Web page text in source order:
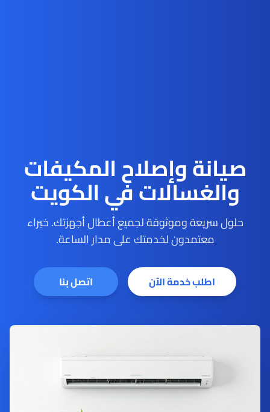
صيانة وإصلاح المكيفات
والغسالات في الكويت
حلول سريعة وموثوقة لجميع أعطال أجهزتك. خبراء
معتمدون لخدمتك على مدار الساعة.
اطلب خدمة الآن اتصل بنا